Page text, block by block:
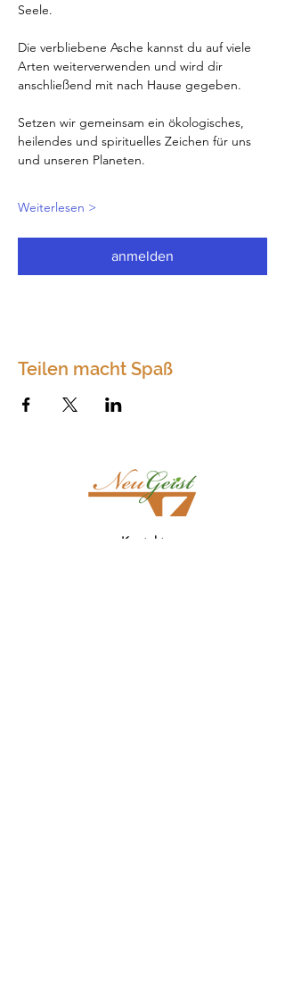
Seele.
Die verbliebene Asche kannst du auf viele
Arten weiterverwenden und wird dir
anschließend mit nach Hause gegeben.
Setzen wir gemeinsam ein ökologisches,
heilendes und spirituelles Zeichen für uns
und unseren Planeten.
Weiterlesen >
anmelden
Teilen macht Spaß
Kontakt